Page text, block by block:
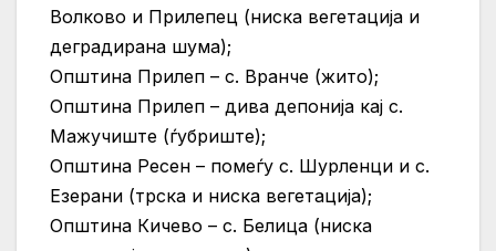
Волково и Прилепец (ниска вегетација и
деградирана шума);
Општина Прилеп – с. Вранче (жито);
Општина Прилеп – дива депонија кај с.
Мажучиште (ѓубриште);
Општина Ресен – помеѓу с. Шурленци и с.
Езерани (трска и ниска вегетација);
Општина Кичево – с. Белица (ниска